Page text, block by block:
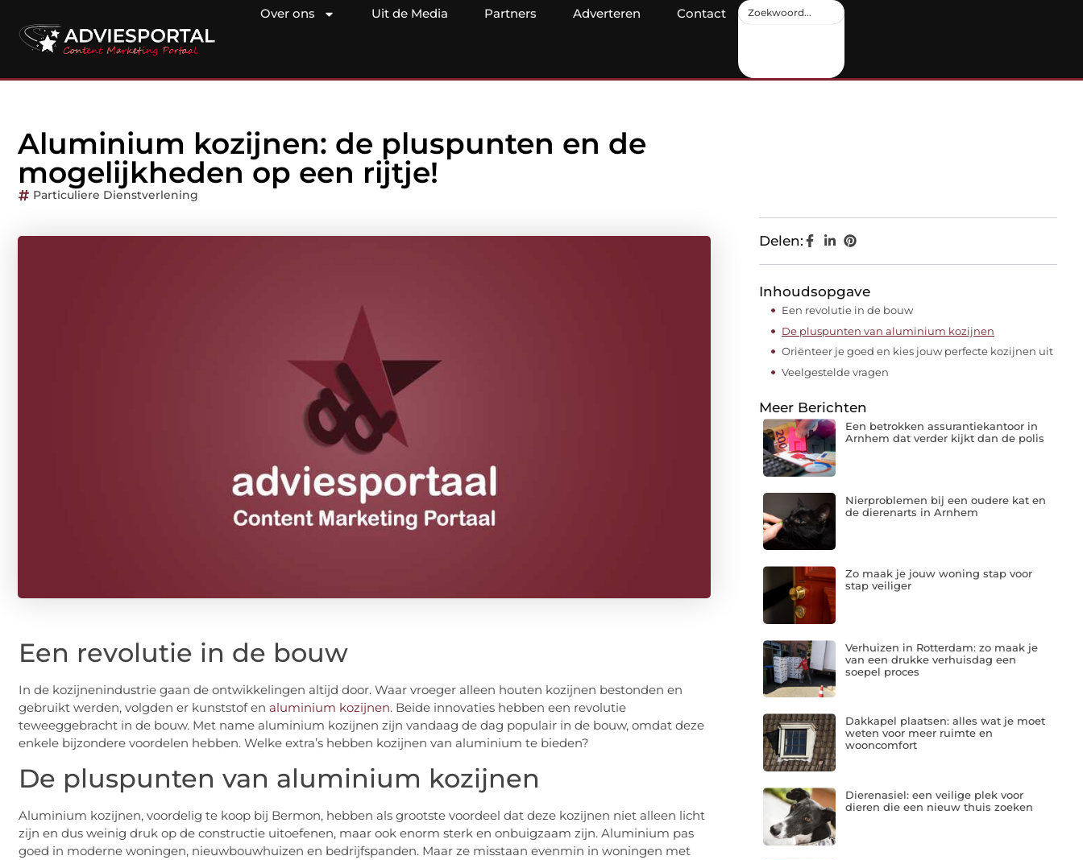
Over ons Uit de Media Partners Adverteren Contact
Aluminium kozijnen: de pluspunten en de
mogelijkheden op een rijtje!
Particuliere Dienstverlening
Een revolutie in de bouw
In de kozijnenindustrie gaan de ontwikkelingen altijd door. Waar vroeger alleen houten kozijnen bestonden en
gebruikt werden, volgden er kunststof en aluminium kozijnen. Beide innovaties hebben een revolutie
teweeggebracht in de bouw. Met name aluminium kozijnen zijn vandaag de dag populair in de bouw, omdat deze
enkele bijzondere voordelen hebben. Welke extra’s hebben kozijnen van aluminium te bieden?
De pluspunten van aluminium kozijnen
Aluminium kozijnen, voordelig te koop bij Bermon, hebben als grootste voordeel dat deze kozijnen niet alleen licht
zijn en dus weinig druk op de constructie uitoefenen, maar ook enorm sterk en onbuigzaam zijn. Aluminium pas
goed in moderne woningen, nieuwbouwhuizen en bedrijfspanden. Maar ze misstaan evenmin in woningen met
Delen:
Inhoudsopgave
Een revolutie in de bouw
De pluspunten van aluminium kozijnen
Oriënteer je goed en kies jouw perfecte kozijnen uit
Veelgestelde vragen
Meer Berichten
Een betrokken assurantiekantoor in
Arnhem dat verder kijkt dan de polis
Nierproblemen bij een oudere kat en
de dierenarts in Arnhem
Zo maak je jouw woning stap voor
stap veiliger
Verhuizen in Rotterdam: zo maak je
van een drukke verhuisdag een
soepel proces
Dakkapel plaatsen: alles wat je moet
weten voor meer ruimte en
wooncomfort
Dierenasiel: een veilige plek voor
dieren die een nieuw thuis zoeken